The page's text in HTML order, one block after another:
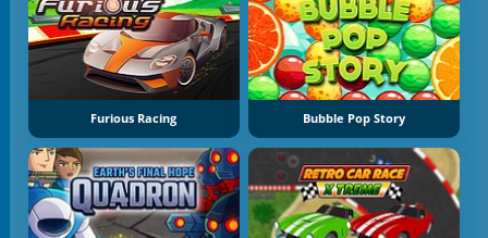
Furious Racing Bubble Pop Story